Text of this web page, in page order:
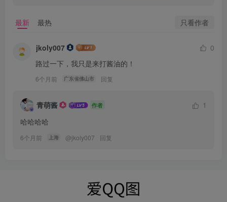
最新 最热 只看作者
jkoly007
0
路过一下，我只是来打酱油的！
6个月前 广东省佛山市 回复
青萌酱 作者
1
哈哈哈哈
6个月前 上海 @jkoly007 回复